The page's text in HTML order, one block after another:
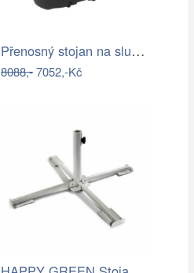
Přenosný stojan na slunečník Dekorhome
8088,-7052,-Kč